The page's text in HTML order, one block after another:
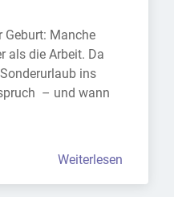
Geburt: Manche
als die Arbeit. Da
ins
– und wann
Weiterlesen